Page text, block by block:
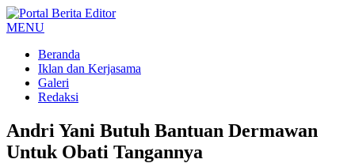
MENU
Beranda
Iklan dan Kerjasama
Galeri
Redaksi
Andri Yani Butuh Bantuan Dermawan
Untuk Obati Tangannya